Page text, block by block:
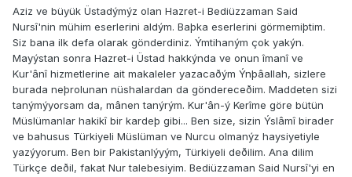
Aziz ve büyük Üstadýmýz olan Hazret-i Bediüzzaman Said
Nursî'nin mühim eserlerini aldým. Baþka eserlerini görmemiþtim.
Siz bana ilk defa olarak gönderdiniz. Ýmtihaným çok yakýn.
Mayýstan sonra Hazret-i Üstad hakkýnda ve onun îmanî ve
Kur'ânî hizmetlerine ait makaleler yazacaðým Ýnþâallah, sizlere
burada neþrolunan nüshalardan da göndereceðim. Maddeten sizi
tanýmýyorsam da, mânen tanýrým. Kur'ân-ý Kerîme göre bütün
Müslümanlar hakikî bir kardeþ gibi... Ben size, sizin Ýslâmî birader
ve bahusus Türkiyeli Müslüman ve Nurcu olmanýz haysiyetiyle
yazýyorum. Ben bir Pakistanlýyým, Türkiyeli deðilim. Ana dilim
Türkçe deðil, fakat Nur talebesiyim. Bediüzzaman Said Nursî'yi en